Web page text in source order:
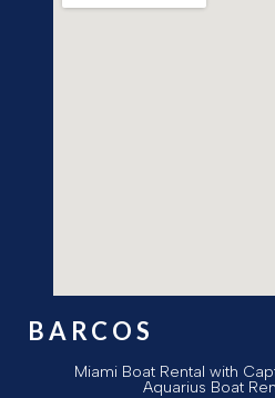
BARCOS
Miami Boat Rental with
Aquarius Boat